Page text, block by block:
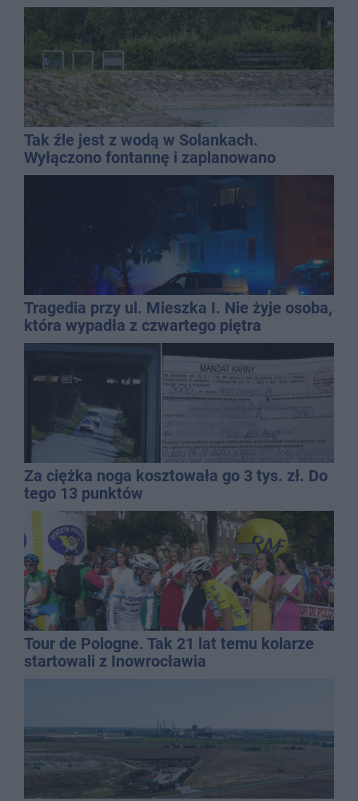
Tak źle jest z wodą w Solankach.
Wyłączono fontannę i zaplanowano
dolewkę
Tragedia przy ul. Mieszka I. Nie żyje osoba,
która wypadła z czwartego piętra
Za ciężka noga kosztowała go 3 tys. zł. Do
tego 13 punktów
Tour de Pologne. Tak 21 lat temu kolarze
startowali z Inowrocławia